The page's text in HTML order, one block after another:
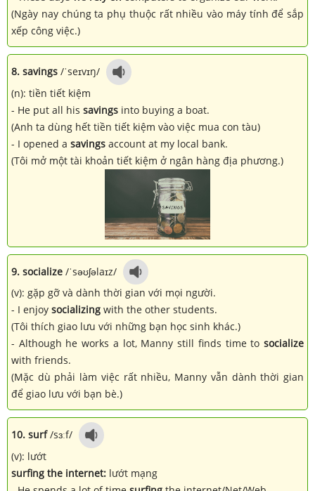
(Ngày nay chúng ta phụ thuộc rất nhiều vào máy tính để sắp
xếp công việc.)
8. savings /ˈseɪvɪŋ/
(n): tiền tiết kiệm
- He put all his savings into buying a boat.
(Anh ta dùng hết tiền tiết kiệm vào việc mua con tàu)
- I opened a savings account at my local bank.
(Tôi mở một tài khoản tiết kiệm ở ngân hàng địa phương.)
9. socialize /ˈsəʊʃəlaɪz/
(v): gặp gỡ và dành thời gian với mọi người.
- I enjoy socializing with the other students.
(Tôi thích giao lưu với những bạn học sinh khác.)
- Although he works a lot, Manny still finds time to socialize
with friends.
(Mặc dù phải làm việc rất nhiều, Manny vẫn dành thời gian
để giao lưu với bạn bè.)
10. surf/sɜːf/
(v): lướt
surfing the internet: lướt mạng